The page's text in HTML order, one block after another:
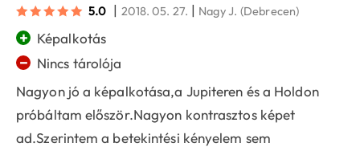
5.0 | 2018. 05. 27. | Nagy J. (Debrecen)
+ Képalkotás
−
Nincs tárolója
Nagyon jó a képalkotása,a Jupiteren és a Holdon
próbáltam először.Nagyon kontrasztos képet
ad.Szerintem a betekintési kényelem sem